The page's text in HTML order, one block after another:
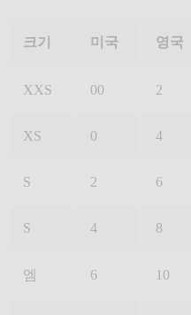
크기 미국 영국
XXS 00 2
XS 0 4
S 2 6
S 4 8
엠 6 10